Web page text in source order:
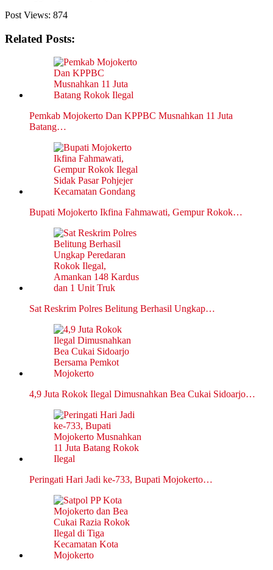
Post Views: 874
Related Posts:
Pemkab Mojokerto Dan KPPBC Musnahkan 11 Juta
Batang…
Bupati Mojokerto Ikfina Fahmawati, Gempur Rokok…
Sat Reskrim Polres Belitung Berhasil Ungkap…
4,9 Juta Rokok Ilegal Dimusnahkan Bea Cukai Sidoarjo…
Peringati Hari Jadi ke-733, Bupati Mojokerto…